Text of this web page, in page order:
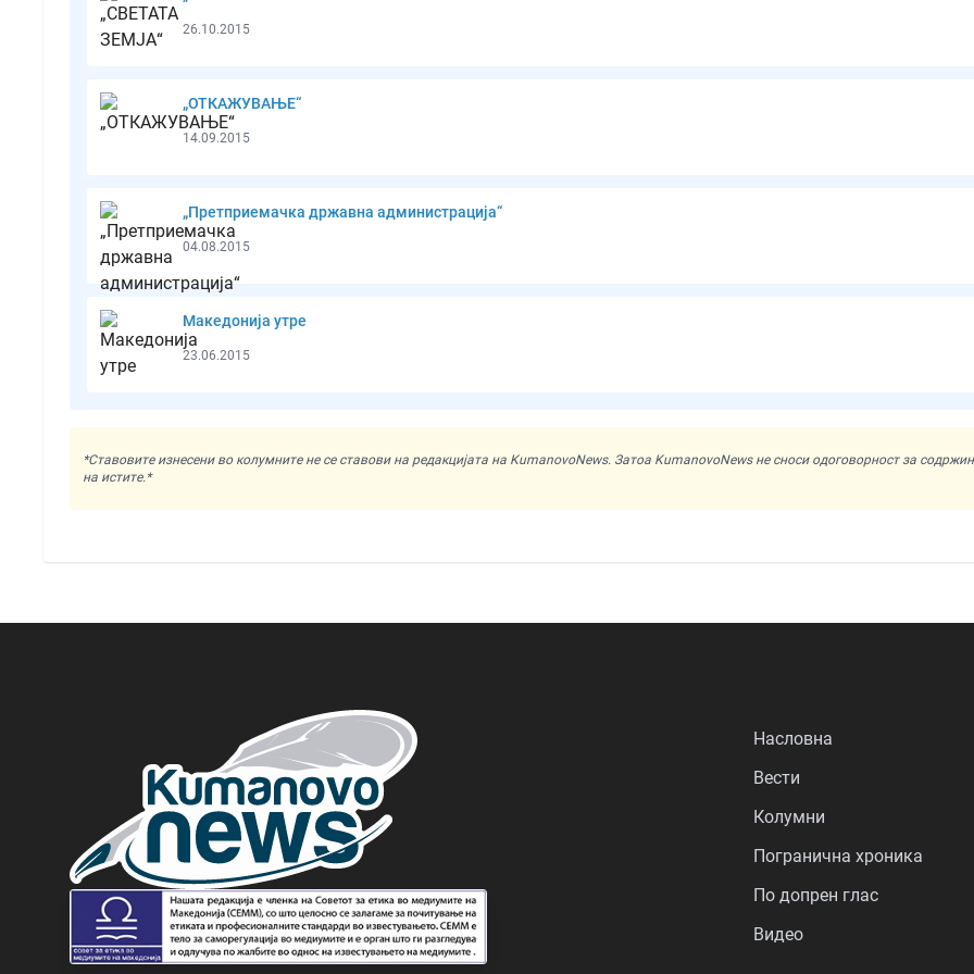
26.10.2015
„ОТКАЖУВАЊЕ“
14.09.2015
„Претприемачка државна администрација“
04.08.2015
Mакедонија утре
23.06.2015
*Ставовите изнесени во колумните не се ставови на редакцијата на KumanovoNews. Затоа KumanovoNews не сноси одоговорност за
на истите.*
Насловна
Вести
Колумни
Погранична хроника
По допрен глас
Видео